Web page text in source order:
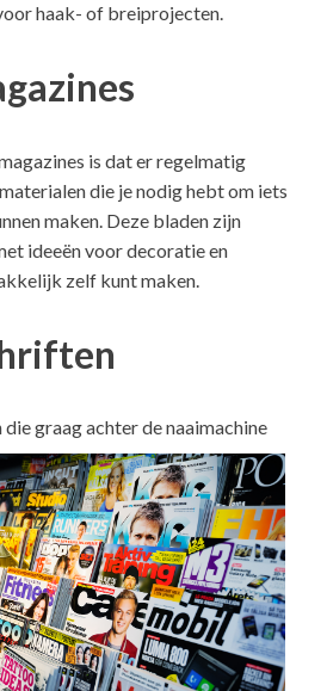
haak- of breiprojecten.
is dat er regelmatig
die je nodig hebt om iets
maken. Deze bladen zijn
ideeën voor decoratie en
zelf kunt maken.
die graag achter de naaimachine